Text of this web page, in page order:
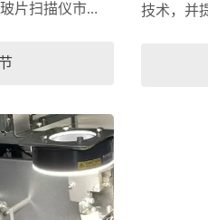
片扫描仪市
出，数位图像
实现个人病历
距会诊及协同
工智慧影像分
判读负担，及
技术，并
技术，使